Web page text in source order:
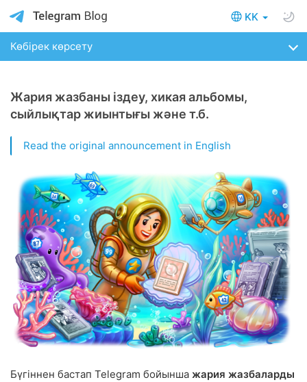
KK
Көбірек көрсету
Жария жазбаны іздеу, хикая альбомы,
сыйлықтар жиынтығы және т.б.
Read the original announcement in English
Бүгіннен бастап Telegram бойынша жария жазбаларды